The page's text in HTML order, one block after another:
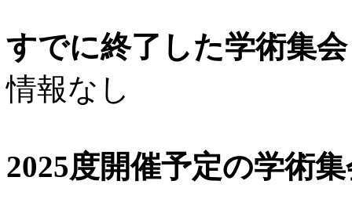
すでに終了した学術集
情報なし
2025度開催予定の学術